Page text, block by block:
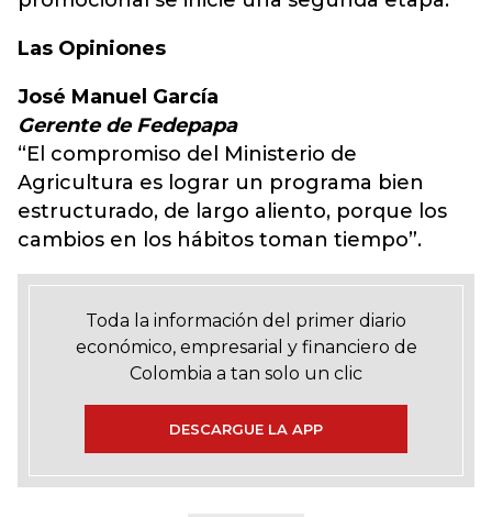
Las Opiniones
José Manuel García
Gerente de Fedepapa
“El compromiso del Ministerio de
Agricultura es lograr un programa bien
estructurado, de largo aliento, porque los
cambios en los hábitos toman tiempo”.
Toda la información del primer diario
económico, empresarial y financiero de
Colombia a tan solo un clic
DESCARGUE LA APP